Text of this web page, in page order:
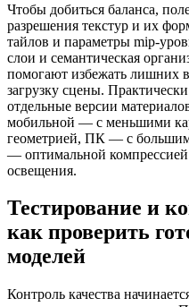
Чтобы добиться баланса,
разрешения текстур и их
тайлов и параметры mip-
слои и семантическая
помогают избежать лишних
загрузку сцены.
отдельные версии
мобильной — с меньшими
геометрией, ПК — с большим
— оптимальной
освещения.
Тестирование и
как проверить
моделей
Контроль качества